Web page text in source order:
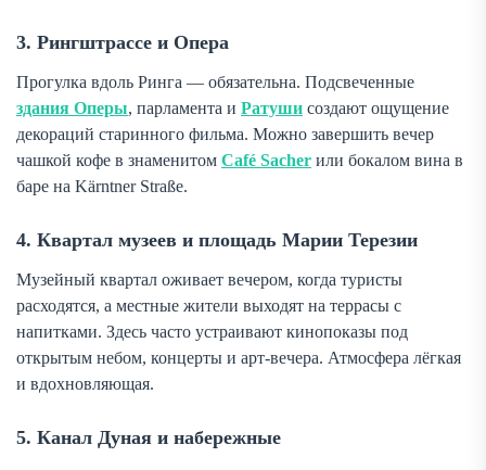
3. Рингштрассе и Опера
Прогулка вдоль Ринга — обязательна. Подсвеченные
здания Оперы, парламента и Ратуши создают ощущение
декораций старинного фильма. Можно завершить вечер
чашкой кофе в знаменитом Café Sacher или бокалом вина в
баре на Kärntner Straße.
4. Квартал музеев и площадь Марии Терезии
Музейный квартал оживает вечером, когда туристы
расходятся, а местные жители выходят на террасы с
напитками. Здесь часто устраивают кинопоказы под
открытым небом, концерты и арт-вечера. Атмосфера лёгкая
и вдохновляющая.
5. Канал Дуная и набережные